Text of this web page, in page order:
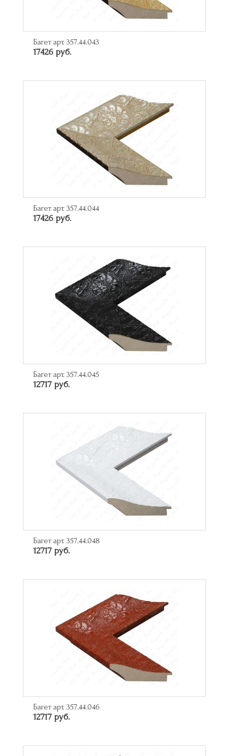
Багет арт. 357.44.043
17426 руб.
Багет арт. 357.44.044
17426 руб.
Багет арт. 357.44.045
12717 руб.
Багет арт. 357.44.048
12717 руб.
Багет арт. 357.44.046
12717 руб.